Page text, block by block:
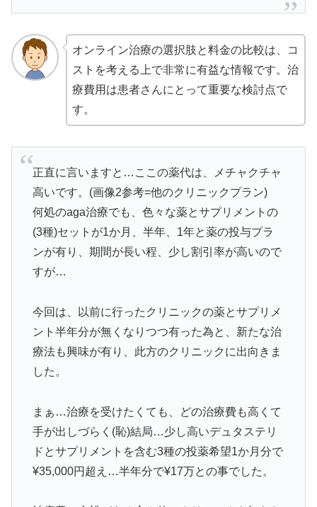
オンライン治療の選択肢と料金の比較は、コ
ストを考える上で非常に有益な情報です。治
療費用は患者さんにとって重要な検討点で
す。
正直に言いますと…ここの薬代は、メチャクチャ
高いです。(画像2参考=他のクリニックプラン)
何処のaga治療でも、色々な薬とサプリメントの
(3種)セットが1か月、半年、1年と薬の投与プラ
ンが有り、期間が長い程、少し割引率が高いので
すが…
今回は、以前に行ったクリニックの薬とサプリメ
ント半年分が無くなりつつ有った為と、新たな治
療法も興味が有り、此方のクリニックに出向きま
した。
まぁ…治療を受けたくても、どの治療費も高くて
手が出しづらく(恥)結局…少し高いデュタステリ
ドとサプリメントを含む3種の投薬希望1か月分で
¥35,000円超え…半年分で¥17万との事でした。